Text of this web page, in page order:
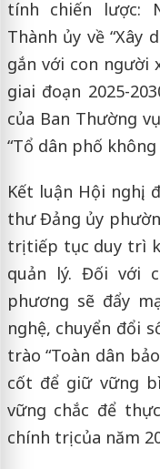
tính chiến lược:
Thành ủy về “Xây
gắn với con người
giai đoạn 2025-
của Ban Thường
“Tổ dân phố không
Kết luận Hội nghị,
thư Đảng ủy
trị tiếp tục duy trì
quản lý. Đối với
phương sẽ đẩy
nghệ, chuyển đổi
trào “Toàn dân
cốt để giữ vững
vững chắc để
chính trị của năm